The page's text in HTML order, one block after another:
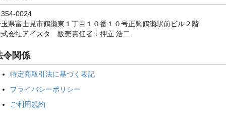
0024
県富士見市鶴瀬東１丁目１０番１０号正興鶴瀬駅前ビル２階
会社アイスタ 販売責任者：押立 浩二
令関係
特定商取引法に基づく表記
プライバシーポリシー
ご利用規約